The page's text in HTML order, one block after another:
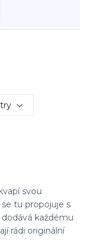
svou
tu propojuje s
každému
rádi originální